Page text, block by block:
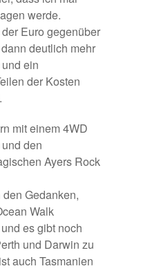
werde.
Euro gegenüber
deutlich mehr
ein
der Kosten
mit einem 4WD
den
Ayers Rock
Gedanken,
Walk
es gibt noch
und Darwin zu
auch Tasmanien